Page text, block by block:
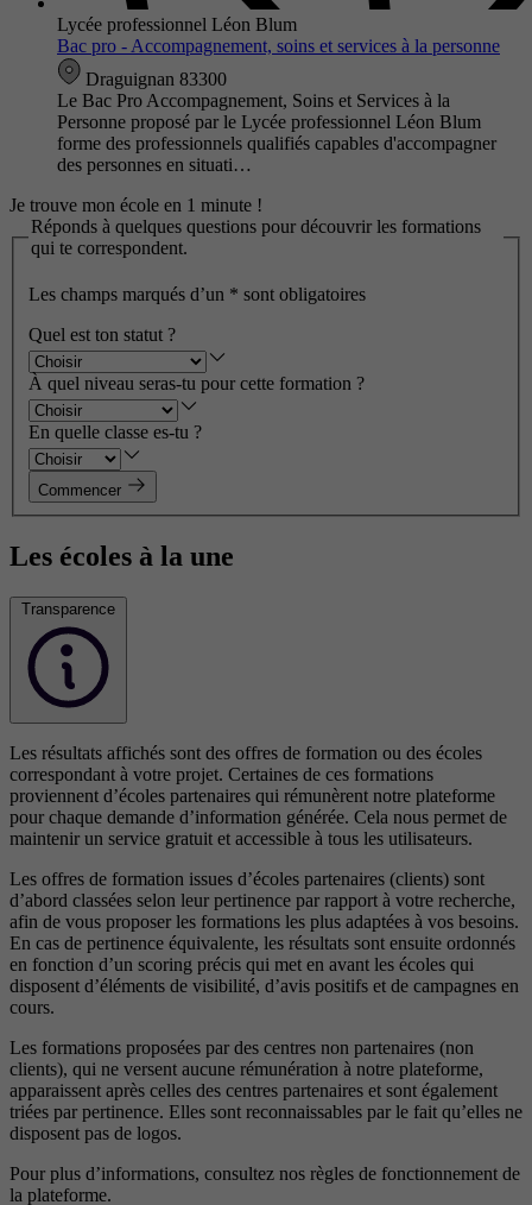
Lycée professionnel Léon Blum
Bac pro - Accompagnement, soins et services à la personne
Draguignan 83300
Le Bac Pro Accompagnement, Soins et Services à la
Personne proposé par le Lycée professionnel Léon Blum
forme des professionnels qualifiés capables d'accompagner
des personnes en situati…
Je trouve mon école en 1 minute !
Réponds à quelques questions pour découvrir les formations
qui te correspondent.
Les champs marqués d’un * sont obligatoires
Quel est ton statut ?
À quel niveau seras-tu pour cette formation ?
En quelle classe es-tu ?
Commencer
Les écoles à la une
Transparence
Les résultats affichés sont des offres de formation ou des écoles
correspondant à votre projet. Certaines de ces formations
proviennent d’écoles partenaires qui rémunèrent notre plateforme
pour chaque demande d’information générée. Cela nous permet de
maintenir un service gratuit et accessible à tous les utilisateurs.
Les offres de formation issues d’écoles partenaires (clients) sont
d’abord classées selon leur pertinence par rapport à votre recherche,
afin de vous proposer les formations les plus adaptées à vos besoins.
En cas de pertinence équivalente, les résultats sont ensuite ordonnés
en fonction d’un scoring précis qui met en avant les écoles qui
disposent d’éléments de visibilité, d’avis positifs et de campagnes en
cours.
Les formations proposées par des centres non partenaires (non
clients), qui ne versent aucune rémunération à notre plateforme,
apparaissent après celles des centres partenaires et sont également
triées par pertinence. Elles sont reconnaissables par le fait qu’elles ne
disposent pas de logos.
Pour plus d’informations, consultez nos règles de fonctionnement de
la plateforme.